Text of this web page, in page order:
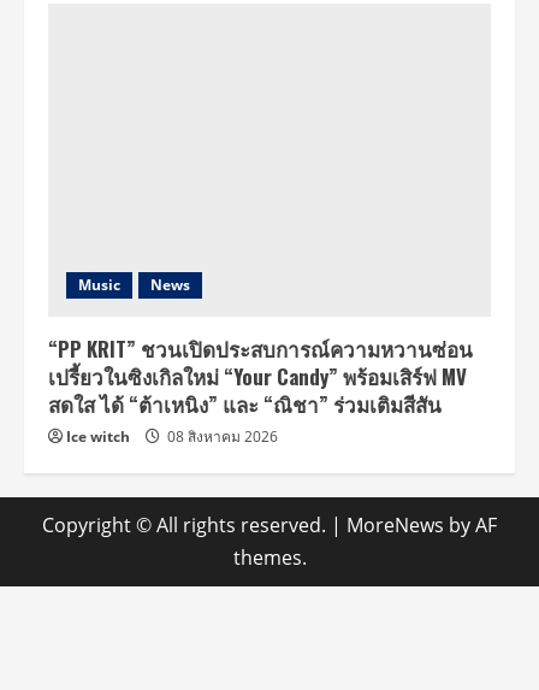
Music News
“PP KRIT” ชวนเปิดประสบการณ์ความหวานซ่อน
เปรี้ยวในซิงเกิลใหม่ “Your Candy” พร้อมเสิร์ฟ MV
สดใส ได้ “ต้าเหนิง” และ “ณิชา” ร่วมเติมสีสัน
Ice witch 08 สิงหาคม 2026
Copyright © All rights reserved. | MoreNews by AF
themes.